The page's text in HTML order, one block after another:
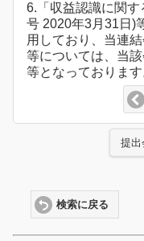
6.「収益認識に関
号 2020年3月31日)
用しており、当連
等については、当
等となっております
提出
検索に戻る